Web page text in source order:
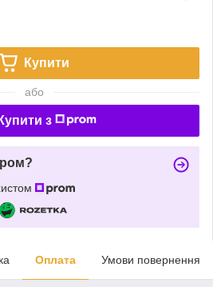
Купити
або
Купити з
Оплата Умови повернення